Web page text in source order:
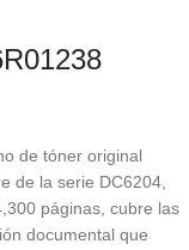
de tóner original
de la serie DC6204,
páginas, cubre las
documental que